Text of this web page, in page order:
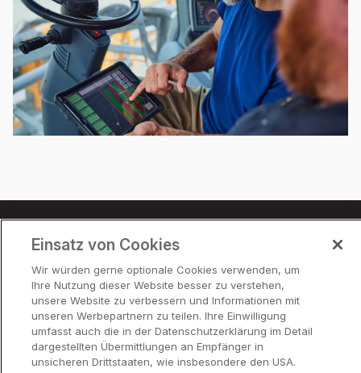
Preise
Partner
Hilfe
Funktionen
Einsatz von Cookies
Wir würden gerne optionale Cookies verwenden, um
Ihre Nutzung dieser Website besser zu verstehen,
unsere Website zu verbessern und Informationen mit
unseren Werbepartnern zu teilen. Ihre Einwilligung
umfasst auch die in der Datenschutzerklärung im Detail
dargestellten Übermittlungen an Empfänger in
unsicheren Drittstaaten, wie insbesondere den USA.